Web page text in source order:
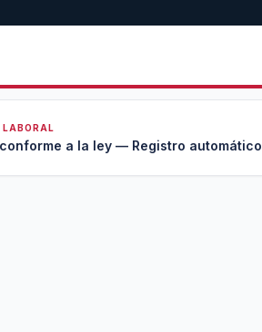
LABORAL
a la ley — Registro automático